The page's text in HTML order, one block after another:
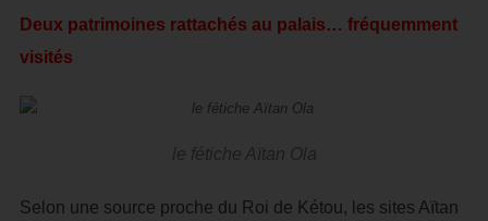
Deux patrimoines rattachés au palais… fréquemment
visités
le fétiche Aïtan Ola
Selon une source proche du Roi de Kétou, les sites Aïtan